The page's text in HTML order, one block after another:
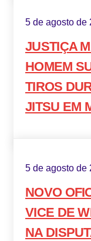
5 de agosto de
JUSTIÇA
HOMEM
TIROS
JITSU EM
5 de agosto de
NOVO
VICE DE
NA